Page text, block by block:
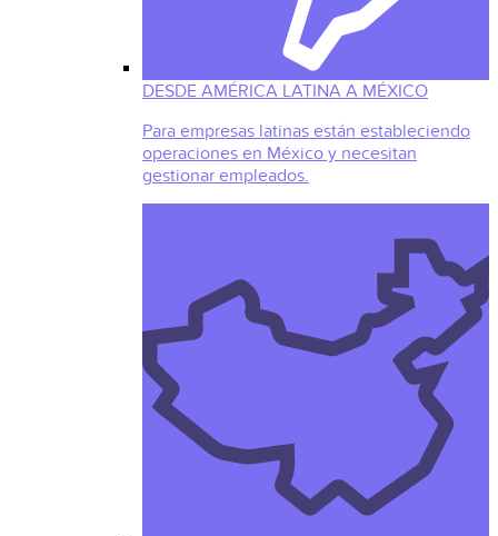
DESDE AMÉRICA LATINA A MÉXICO
Para empresas latinas están estableciendo
operaciones en México y necesitan
gestionar empleados.